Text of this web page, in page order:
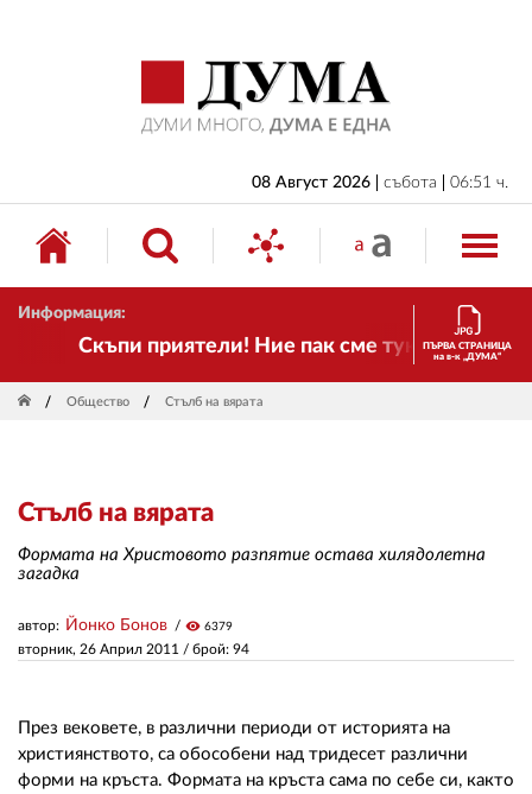
08 Август 2026 събота 06:51 ч.
Информация:
Скъпи приятели! Ние пак сме тук! Времето
ПЪРВА СТРАНИЦА
на в-к „ДУМА“
Общество Стълб на вярата
Стълб на вярата
Формата на Христовото разпятие остава хилядолетна
загадка
вторник, 26 Април 2011 / брой: 94
автор: Йонко Бонов visibility 6379
През вековете, в различни периоди от историята на
християнството, са обособени над тридесет различни
форми на кръста. Формата на кръста сама по себе си, както
БЪЛГАРИЯ
ИКОНОМИКА
ИЗБОРИ
СВЯТ
АВТОРИ
КОНТАКТИ
РЕКЛАМА